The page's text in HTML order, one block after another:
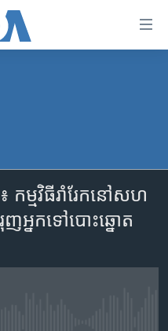
កម្មវិធី​រាំ​រែក​នៅ​សហ
រុញ​អ្នក​ទៅ​បោះឆ្នោត